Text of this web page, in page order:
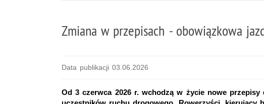
Zmiana w przepisach - obowiązkowa
Data publikacji 03.06.2026
Od 3 czerwca 2026 r. wchodzą w życie nowe przepisy